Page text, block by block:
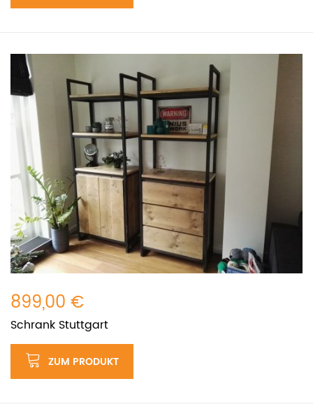
899,00 €
Schrank Stuttgart
ZUM PRODUKT